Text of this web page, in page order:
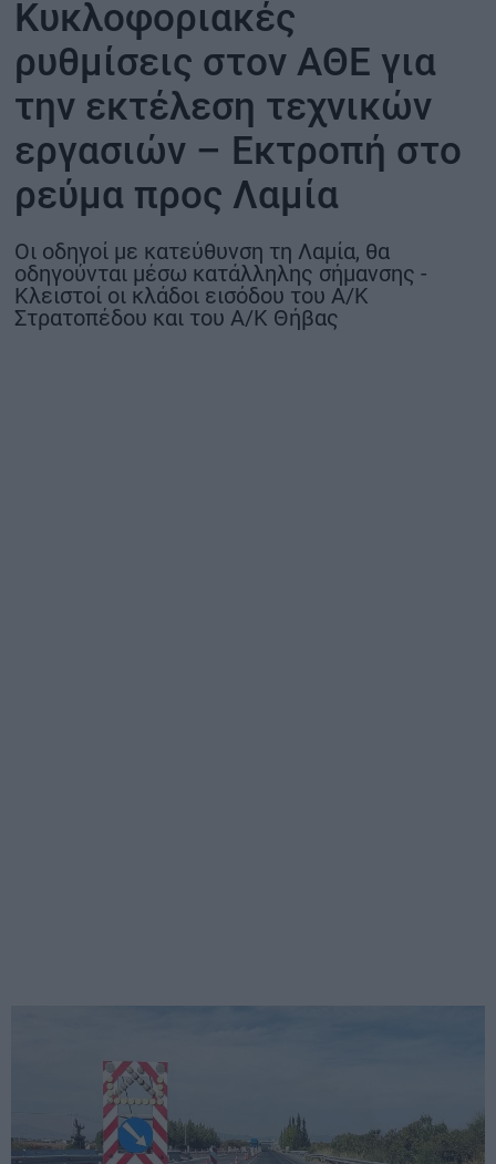
ΟΙΚΟΝΟΜΙΑ - ΕΠΙΧΕΙΡΗΣΕΙΣ
MY PROPERTY
ΚΑΡΑΜΠΟΛΕΣ
ΟΡΟΙ ΧΡΗΣΗΣ
ΕΠΙΚΟΙΝΩΝΙΑ
ΤΑΥΤΟΤΗΤΑ
Κυκλοφοριακές
ρυθμίσεις στον ΑΘΕ για
την εκτέλεση τεχνικών
εργασιών – Εκτροπή στο
ρεύμα προς Λαμία
Οι οδηγοί με κατεύθυνση τη Λαμία, θα
οδηγούνται μέσω κατάλληλης σήμανσης -
Κλειστοί οι κλάδοι εισόδου του Α/Κ
Στρατοπέδου και του Α/Κ Θήβας